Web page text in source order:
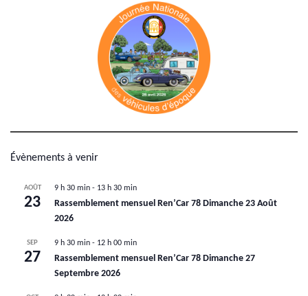
Évènements à venir
AOÛT
23
9 h 30 min - 13 h 30 min
Rassemblement mensuel Ren’Car 78 Dimanche 23 Août
2026
SEP
27
9 h 30 min - 12 h 00 min
Rassemblement mensuel Ren’Car 78 Dimanche 27
Septembre 2026